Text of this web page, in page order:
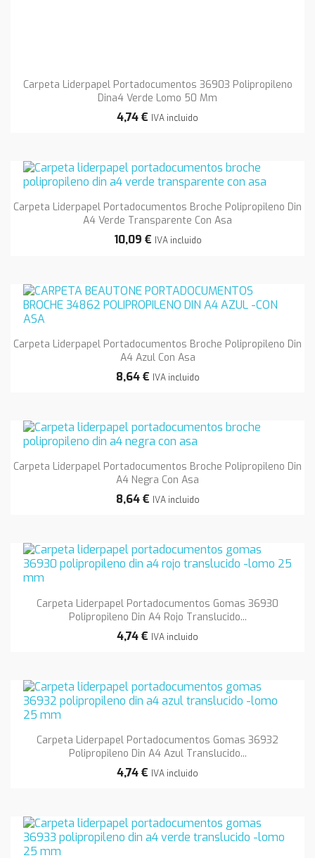
Carpeta Liderpapel Portadocumentos 36903 Polipropileno
Dina4 Verde Lomo 50 Mm
4,74 € IVA incluido
Carpeta Liderpapel Portadocumentos Broche Polipropileno Din
A4 Verde Transparente Con Asa
10,09 € IVA incluido
Carpeta Liderpapel Portadocumentos Broche Polipropileno Din
A4 Azul Con Asa
8,64 € IVA incluido
Carpeta Liderpapel Portadocumentos Broche Polipropileno Din
A4 Negra Con Asa
8,64 € IVA incluido
Carpeta Liderpapel Portadocumentos Gomas 36930
Polipropileno Din A4 Rojo Translucido...
4,74 € IVA incluido
Carpeta Liderpapel Portadocumentos Gomas 36932
Polipropileno Din A4 Azul Translucido...
4,74 € IVA incluido